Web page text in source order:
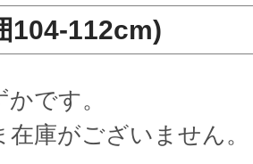
104-112cm)
です。
在庫がございません。